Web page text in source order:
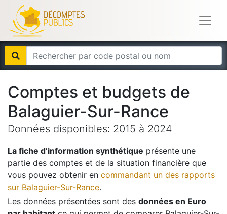
Comptes et budgets de
Balaguier-Sur-Rance
Données disponibles: 2015 à 2024
La fiche d’information synthétique présente une
partie des comptes et de la situation financière que
vous pouvez obtenir en commandant un des rapports
sur Balaguier-Sur-Rance.
Les données présentées sont des données en Euro